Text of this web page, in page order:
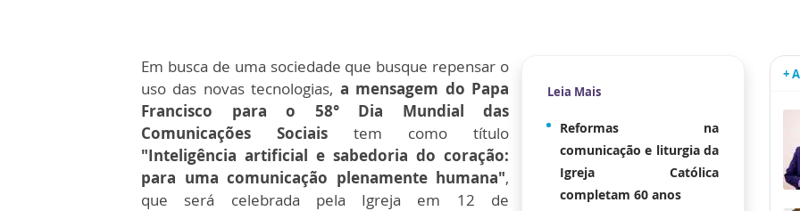
Leia Mais
Reformas na
comunicação e liturgia da
Igreja Católica
completam 60 anos
Em busca de uma sociedade que busque repensar o
uso das novas tecnologias, a mensagem do Papa
Francisco para o 58° Dia Mundial das
Comunicações Sociais tem como título
"Inteligência artificial e sabedoria do coração:
para uma comunicação plenamente humana",
que será celebrada pela Igreja em 12 de
+